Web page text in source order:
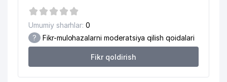
Umumiy sharhlar: 0
? Fikr-mulohazalarni moderatsiya qilish qoidalari
Fikr qoldirish